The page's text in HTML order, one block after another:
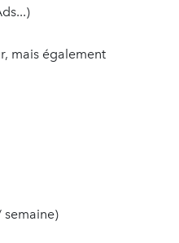
mais également
semaine)